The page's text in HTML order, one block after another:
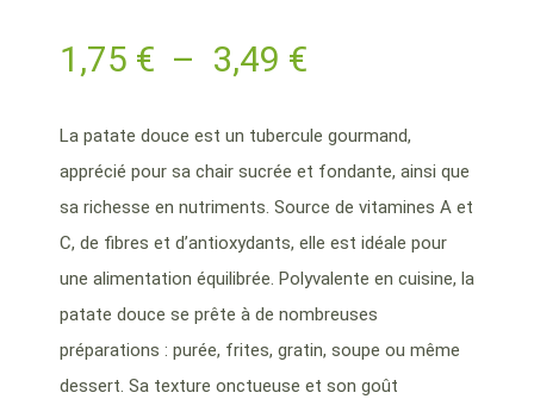
1,75 € – 3,49 €
La patate douce est un tubercule gourmand,
apprécié pour sa chair sucrée et fondante, ainsi que
sa richesse en nutriments. Source de vitamines A et
C, de fibres et d’antioxydants, elle est idéale pour
une alimentation équilibrée. Polyvalente en cuisine, la
patate douce se prête à de nombreuses
préparations : purée, frites, gratin, soupe ou même
dessert. Sa texture onctueuse et son goût